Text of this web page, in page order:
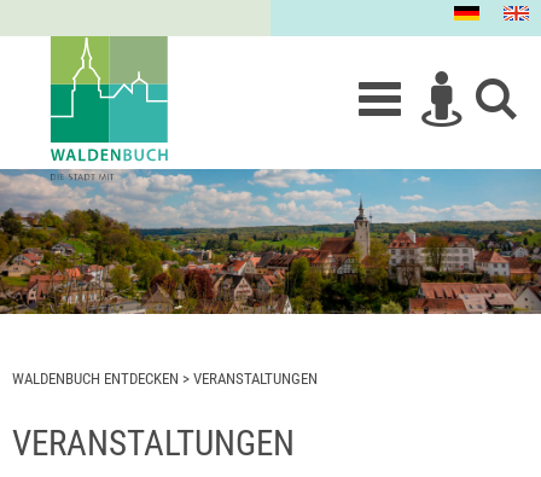
WALDENBUCH ENTDECKEN > VERANSTALTUNGEN
VERANSTALTUNGEN